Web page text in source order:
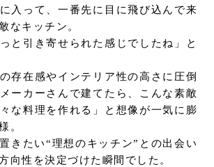
⼊って、一番先に⽬に飛び込んで来
なキッチン。
と引き寄せられた感じでしたね」と
存在感やインテリア性の⾼さに圧倒
ーカーさんで建てたら、こんな素敵
な料理を作れる」と想像が⼀気に膨
。
きたい“理想のキッチン”との出会い
向性を決定づけた瞬間でした。